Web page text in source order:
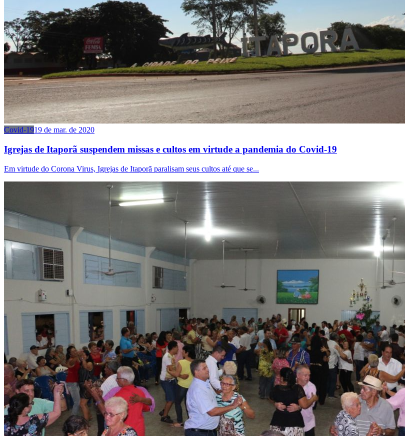
Covid-1919 de mar. de 2020
Igrejas de Itaporã suspendem missas e cultos em virtude a pandemia do Covid-19
Em virtude do Corona Virus, Igrejas de Itaporã paralisam seus cultos até que se...